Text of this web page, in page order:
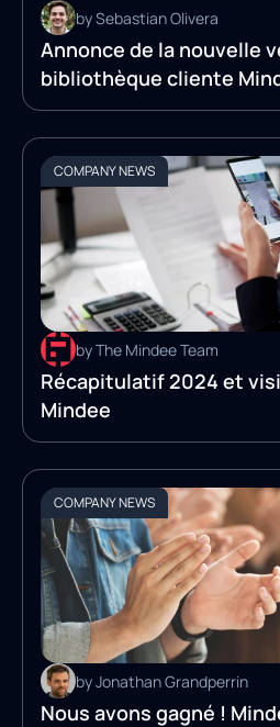
by Sebastian Olivera
Annonce de la nouvelle
bibliothèque cliente
COMPANY NEWS
by The Mindee Team
Récapitulatif 2024 et
Mindee
COMPANY NEWS
by Jonathan Grandperrin
Nous avons gagné !